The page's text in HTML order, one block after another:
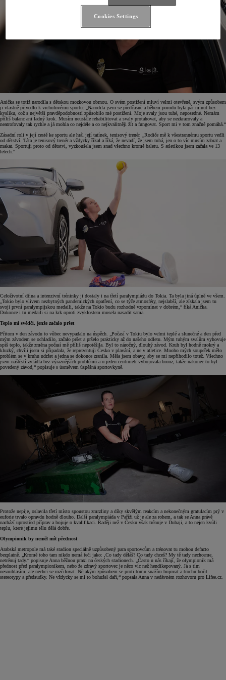
Anička se totiž narodila s dětskou mozkovou obrnou. O svém postižení mluví velmi otevřeně, svým způsobem
ji vlastně přivedlo k vrcholovému sportu: „Narodila jsem se předčasně a během porodu byla pár minut bez
kyslíku, což s největší pravděpodobností způsobilo mé postižení. Moje svaly jsou tuhé, neposedné. Nemám
příliš balanc ani ladný krok. Musím neustále rehabilitovat a svaly protahovat, aby se nezkracovaly a
neatrofovaly tak rychle a já mohla co nejdéle a co nejkvalitněji žít a fungovat. Sport mi v tom značně pomáhá.“
Zásadní roli v její cestě ke sportu ale hrál její tatínek, tenisový trenér. „Rodiče mě k všestrannému sportu vedli
od dětství. Táta je tenisový trenér a vždycky říkal a říká, že nevadí, že jsem tuhá, jen o to víc musím zabrat a
makat. Sportuji proto od dětství, vyzkoušela jsem snad všechno kromě baletu. S atletikou jsem začala ve 13
letech.“
Celoživotní dřina a intenzivní tréninky ji dostaly i na třetí paralympiádu do Tokia. Ta byla jiná úplně ve všem.
„Tokio bylo vlivem nezbytných pandemických opatření, co se týče atmosféry, nejslabší, ale získala jsem tu
svoji první paralympijskou medaili, takže na Tokio budu rozhodně vzpomínat v dobrém,“ říká Anička.
Dokonce i tu medaili si na krk oproti zvyklostem musela nasadit sama.
Teplo mi svědčí, jenže začalo pršet
Přitom v den závodu to vůbec nevypadalo na úspěch. „Počasí v Tokiu bylo velmi teplé a slunečné a den před
mým závodem se ochladilo, začalo pršet a pršelo prakticky až do našeho odletu. Mým tuhým svalům vyhovuje
spíš teplo, takže změna počasí mě příliš nepotěšila. Byl to náročný, dlouhý závod. Kruh byl hodně mokrý a
kluzký, chvíli jsem si připadala, že reprezentuji Česko v plavání, a ne v atletice. Mnoho mých soupeřek mělo
problém se v kruhu udržet a jedna se dokonce zranila. Měla jsem obavy, aby se mi nepřihodilo totéž. Všechno
jsem naštěstí zvládla bez výraznějších problémů a o jeden centimetr vybojovala bronz, takže nakonec to byl
povedený závod,“ popisuje s úsměvem úspěšná sportovkyně.
Protože nepije, oslavila třetí místo spoustou zmrzliny a díky skvělým reakcím a nekonečným gratulacím prý v
euforie trvalo opravdu hodně dlouho. Další paralympiáda v Paříži už je ale za rohem, a tak se Anna právě
nachází uprostřed příprav a bojuje o kvalifikaci. Raději než v Česku však trénuje v Dubaji, a to nejen kvůli
teplu, které jejímu tělu dělá dobře.
Olympionik by neměl mít přednost
Arabská metropole má také stadion speciálně uzpůsobený para sportovcům a trénovat tu mohou defacto
bezplatně. „Kromě toho tam nikdo nemá řeči jako: ,Co tady děláš? Co tady chceš? My tě tady nechceme,
netrénuj tady.“ popisuje Anna běžnou praxi na českých stadionech. „Často u nás říkají, že olympionik má
přednost před paralympionikem, nebo že zdravý sportovec je něco víc než hendikepovaný. Já s tím
nesouhlasím, ale nechci se rozčilovat. Nějakým způsobem se proti tomu snažím bojovat a trochu bořit
stereotypy a předsudky. Ne vždycky se mi to bohužel daří,“ popsala Anna v nedávném rozhovoru pro Lifee.cz.
Cookies Settings